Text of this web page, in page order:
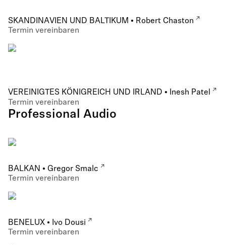
SKANDINAVIEN UND BALTIKUM • Robert Chaston
Termin vereinbaren
VEREINIGTES KÖNIGREICH UND IRLAND • Inesh Patel
Termin vereinbaren
Professional Audio
BALKAN • Gregor Smalc
Termin vereinbaren
BENELUX • Ivo Dousi
Termin vereinbaren